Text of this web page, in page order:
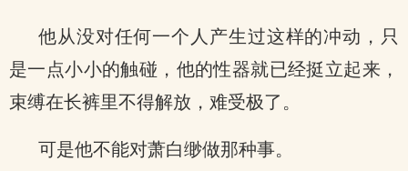
他从没对任何一个人产生过这样的冲动，只
是一点小小的触碰，他的性器就已经挺立起来，
束缚在长裤里不得解放，难受极了。
可是他不能对萧白缈做那种事。